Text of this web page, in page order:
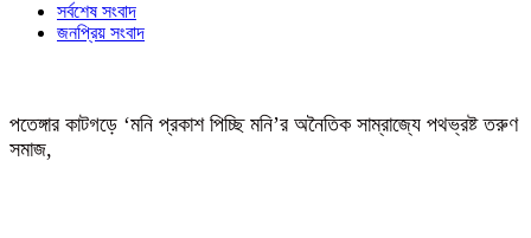
সর্বশেষ সংবাদ
জনপ্রিয় সংবাদ
পতেঙ্গার কাটগড়ে ‘মনি প্রকাশ পিচ্ছি মনি’র অনৈতিক সাম্রাজ্যে পথভ্রষ্ট তরুণ
সমাজ,